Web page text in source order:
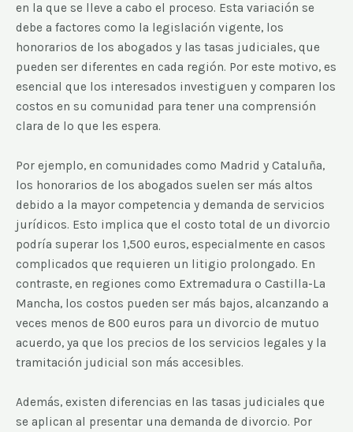
en la que se lleve a cabo el proceso. Esta variación se
debe a factores como la legislación vigente, los
honorarios de los abogados y las tasas judiciales, que
pueden ser diferentes en cada región. Por este motivo, es
esencial que los interesados investiguen y comparen los
costos en su comunidad para tener una comprensión
clara de lo que les espera.
Por ejemplo, en comunidades como Madrid y Cataluña,
los honorarios de los abogados suelen ser más altos
debido a la mayor competencia y demanda de servicios
jurídicos. Esto implica que el costo total de un divorcio
podría superar los 1,500 euros, especialmente en casos
complicados que requieren un litigio prolongado. En
contraste, en regiones como Extremadura o Castilla-La
Mancha, los costos pueden ser más bajos, alcanzando a
veces menos de 800 euros para un divorcio de mutuo
acuerdo, ya que los precios de los servicios legales y la
tramitación judicial son más accesibles.
Además, existen diferencias en las tasas judiciales que
se aplican al presentar una demanda de divorcio. Por